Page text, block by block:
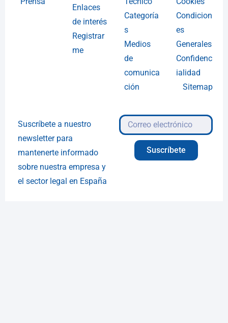
Enlaces
de interés
Registrar
me
Categoría
s
Medios
de
comunica
ción
Condicion
es
Generales
Confidenc
ialidad
Sitemap
Suscríbete a nuestro
newsletter para
mantenerte informado
sobre nuestra empresa y
el sector legal en España
Suscríbete